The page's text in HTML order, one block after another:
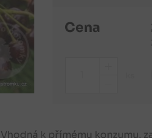
Cena
k přímému konzumu,